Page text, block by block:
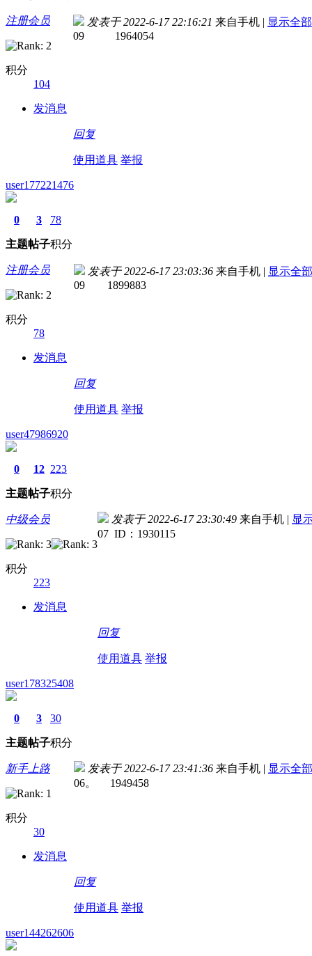
注册会员
积分
104
发消息
发表于 2022-6-17 22:16:21 来自手机 | 显示全
09 1964054
回复
使用道具 举报
user177221476
0
主题
3
帖子
78
积分
注册会员
积分
78
发消息
发表于 2022-6-17 23:03:36 来自手机 | 显示全
09 1899883
回复
使用道具 举报
user47986920
0
主题
12
帖子
223
积分
中级会员
积分
223
发消息
发表于 2022-6-17 23:30:49 来自手机 | 显
07 ID：1930115
回复
使用道具 举报
user178325408
0
主题
3
帖子
30
积分
新手上路
积分
30
发消息
发表于 2022-6-17 23:41:36 来自手机 | 显示全
06。 1949458
回复
使用道具 举报
user144262606